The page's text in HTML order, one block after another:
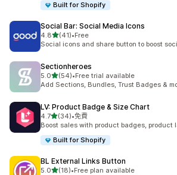
Built for Shopify
Social Bar: Social Media Icons
4.8滿分 5 顆星
(41)
共有 41 則評價
•Free
Social icons and share button to boost
Sectionheroes
5.0滿分 5 顆星
(54)
共有 54 則評價
•Free trial available
Add Sections, Bundles, Trust Badges &
LV: Product Badge & Size Chart
4.7滿分 5 顆星
(34)
共有 34 則評價
•免費
Boost sales with product badges, product
Built for Shopify
BL External Links Button
5.0滿分 5 顆星
(18)•Free plan available